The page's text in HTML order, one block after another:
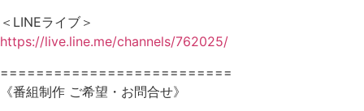
＜LINEライブ＞
https://live.line.me/channels/762025/
==========================
《番組制作 ご希望・お問合せ》